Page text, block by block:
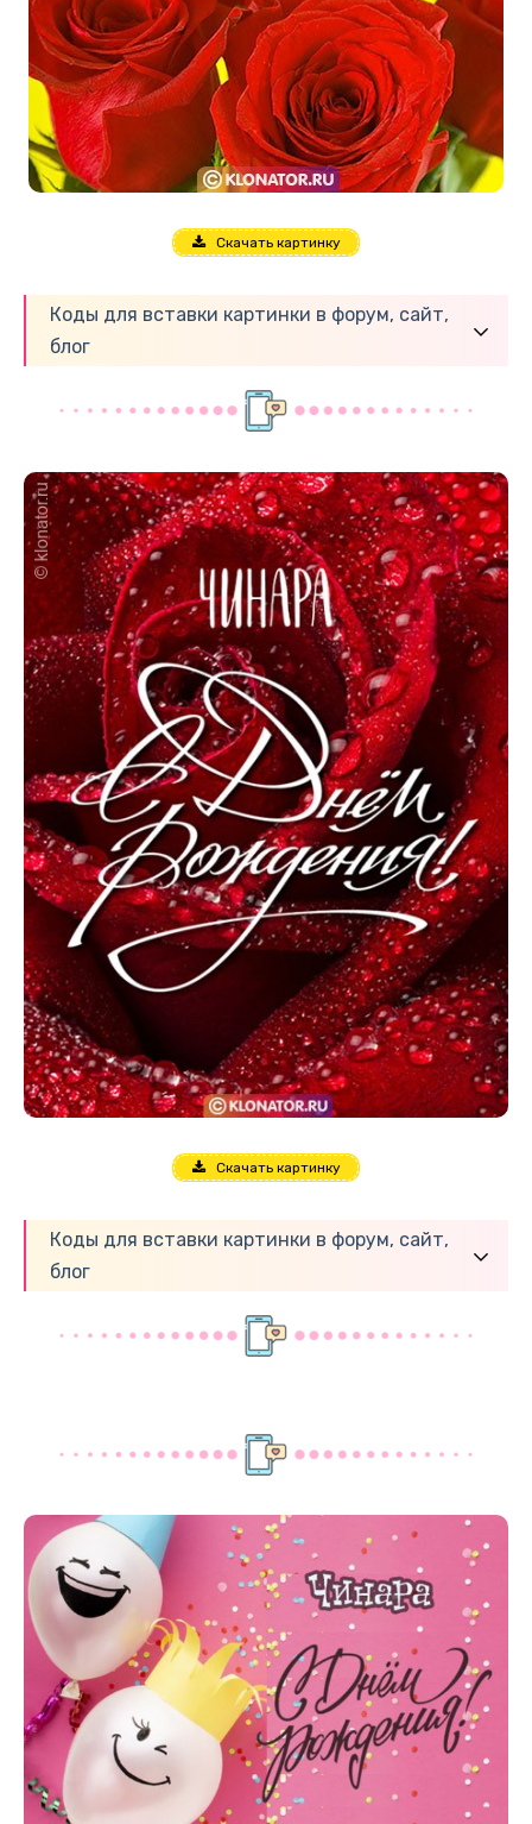
Скачать картинку
Коды для вставки картинки в форум, сайт,
блог
Скачать картинку
Коды для вставки картинки в форум, сайт,
блог